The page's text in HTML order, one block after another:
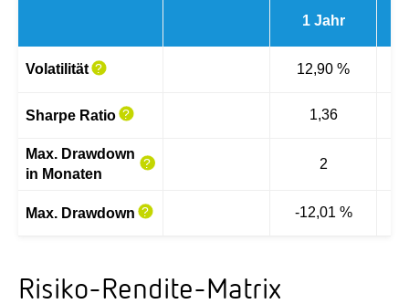
1 Jahr
Volatilität 12,90 %
Sharpe Ratio 1,36
Max. Drawdown
in Monaten
2
Max. Drawdown -12,01 %
Risiko-Rendite-Matrix